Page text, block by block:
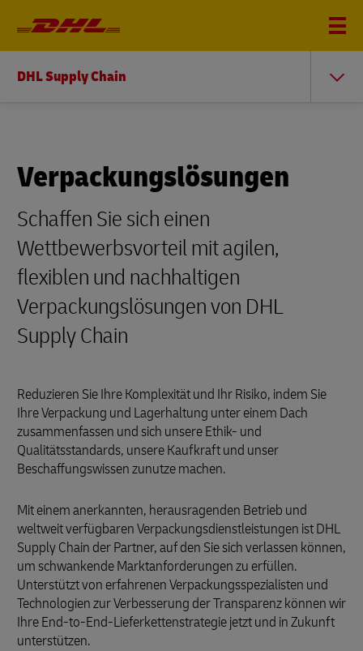
DHL Supply Chain
Verpackungslösungen
Schaffen Sie sich einen
Wettbewerbsvorteil mit agilen,
flexiblen und nachhaltigen
Verpackungslösungen von DHL
Supply Chain
Reduzieren Sie Ihre Komplexität und Ihr Risiko, indem Sie
Ihre Verpackung und Lagerhaltung unter einem Dach
zusammenfassen und sich unsere Ethik- und
Qualitätsstandards, unsere Kaufkraft und unser
Beschaffungswissen zunutze machen.
Mit einem anerkannten, herausragenden Betrieb und
weltweit verfügbaren Verpackungsdienstleistungen ist DHL
Supply Chain der Partner, auf den Sie sich verlassen können,
um schwankende Marktanforderungen zu erfüllen.
Unterstützt von erfahrenen Verpackungsspezialisten und
Technologien zur Verbesserung der Transparenz können wir
Ihre End-to-End-Lieferkettenstrategie jetzt und in Zukunft
unterstützen.